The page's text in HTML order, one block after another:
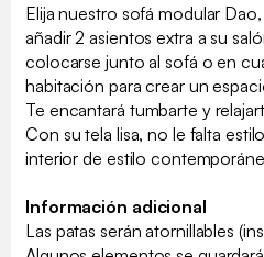
Elija nuestro sofá modular
añadir 2 asientos extra a su
colocarse junto al sofá o en
habitación para crear un
Te encantará tumbarte y
Con su tela lisa, no le falta
interior de estilo
Información adicional
Las patas serán atornillables